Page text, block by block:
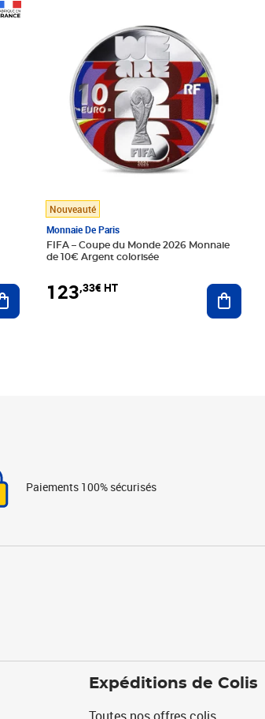
Ajouter au panier
Nouveauté
Monnaie De Paris
FIFA – Coupe du Monde 2026 Monnaie
de 10€ Argent colorisée
123,33€ HT
Paiements 100% sécurisés
Expéditions de Colis